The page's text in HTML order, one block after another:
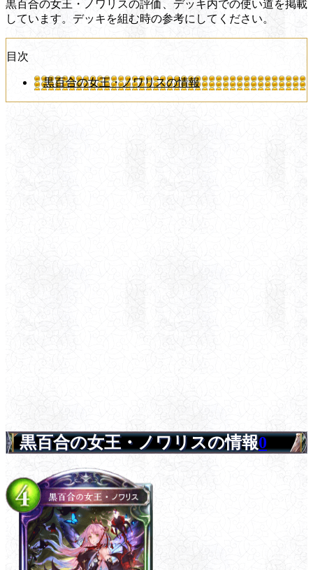
黒百合の女王・ノワリスの評価、デッキ内での使い道を掲載
しています。デッキを組む時の参考にしてください。
目次
黒百合の女王・ノワリスの情報
黒百合の女王・ノワリスの情報0